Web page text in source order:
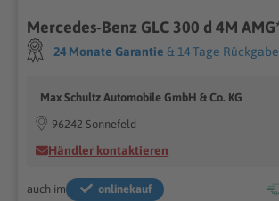
24 Monate Garantie & 14 Tage Rückgabe
Max Schultz Automobile GmbH & Co. KG
96242 Sonnefeld
Händler kontaktieren
auch im onlinekauf